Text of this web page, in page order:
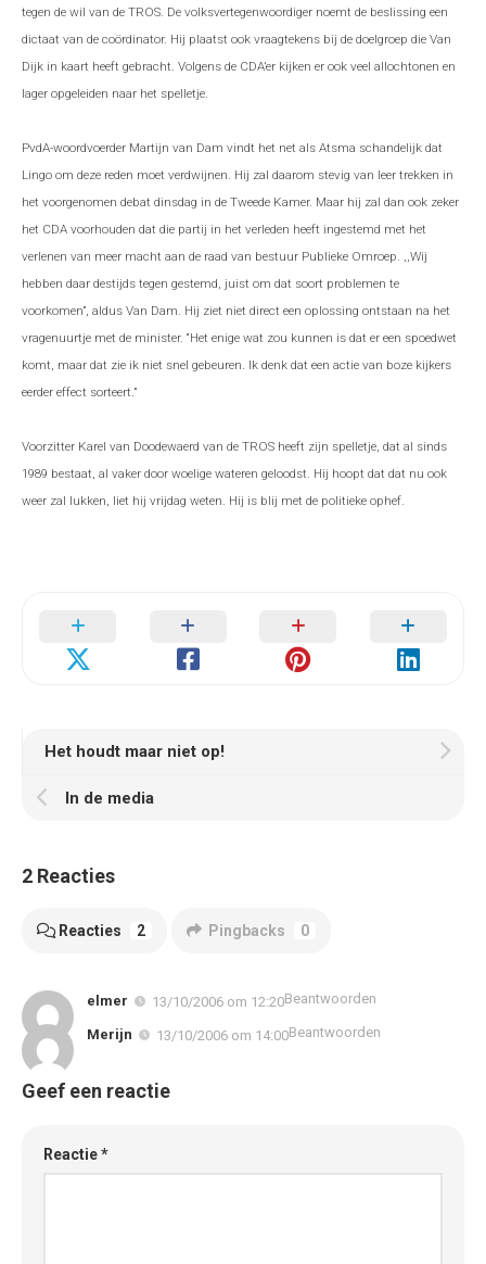
tegen de wil van de TROS. De volksvertegenwoordiger noemt de beslissing een
dictaat van de coördinator. Hij plaatst ook vraagtekens bij de doelgroep die Van
Dijk in kaart heeft gebracht. Volgens de CDA’er kijken er ook veel allochtonen en
lager opgeleiden naar het spelletje.
PvdA-woordvoerder Martijn van Dam vindt het net als Atsma schandelijk dat
Lingo om deze reden moet verdwijnen. Hij zal daarom stevig van leer trekken in
het voorgenomen debat dinsdag in de Tweede Kamer. Maar hij zal dan ook zeker
het CDA voorhouden dat die partij in het verleden heeft ingestemd met het
verlenen van meer macht aan de raad van bestuur Publieke Omroep. ,,Wij
hebben daar destijds tegen gestemd, juist om dat soort problemen te
voorkomen”, aldus Van Dam. Hij ziet niet direct een oplossing ontstaan na het
vragenuurtje met de minister. “Het enige wat zou kunnen is dat er een spoedwet
komt, maar dat zie ik niet snel gebeuren. Ik denk dat een actie van boze kijkers
eerder effect sorteert.”
Voorzitter Karel van Doodewaerd van de TROS heeft zijn spelletje, dat al sinds
1989 bestaat, al vaker door woelige wateren geloodst. Hij hoopt dat dat nu ook
weer zal lukken, liet hij vrijdag weten. Hij is blij met de politieke ophef.
Het houdt maar niet op!
In de media
2 Reacties
Reacties 2 Pingbacks 0
elmer 13/10/2006 om 12:20Beantwoorden
Merijn 13/10/2006 om 14:00Beantwoorden
Geef een reactie
Reactie*